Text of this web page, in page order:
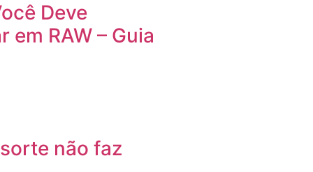
Deve
em RAW – Guia
não faz